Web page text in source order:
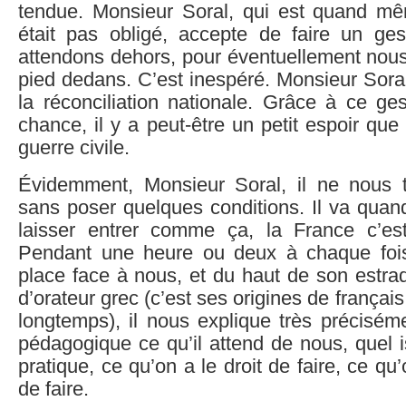
tendue. Monsieur Soral, qui est quand
était pas obligé, accepte de faire un
attendons dehors, pour éventuellement
pied dedans. C’est inespéré. Monsieur
la réconciliation nationale. Grâce à ce
chance, il y a peut-être un petit espoir
guerre civile.
Évidemment, Monsieur Soral, il ne nous
sans poser quelques conditions. Il va
laisser entrer comme ça, la France
Pendant une heure ou deux à chaque
place face à nous, et du haut de son
d’orateur grec (c’est ses origines de
longtemps), il nous explique très
pédagogique ce qu’il attend de nous, quel
pratique, ce qu’on a le droit de faire, ce
de faire.